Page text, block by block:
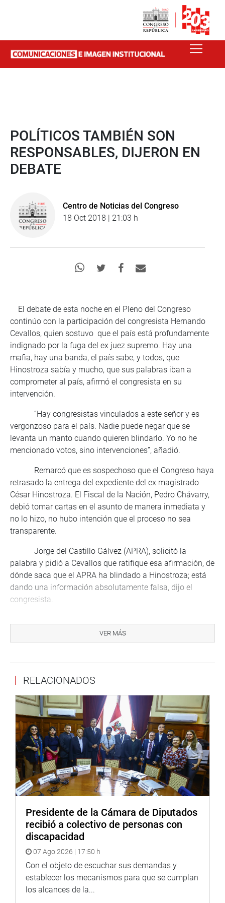
POLÍTICOS TAMBIÉN SON
RESPONSABLES, DIJERON EN
DEBATE
Centro de Noticias del Congreso
18 Oct 2018 | 21:03 h
El debate de esta noche en el Pleno del Congreso
continúo con la participación del congresista Hernando
Cevallos, quien sostuvo que el país está profundamente
indignado por la fuga del ex juez supremo. Hay una
mafia, hay una banda, el país sabe, y todos, que
Hinostroza sabía y mucho, que sus palabras iban a
comprometer al país, afirmó el congresista en su
intervención.
“Hay congresistas vinculados a este señor y es
vergonzoso para el país. Nadie puede negar que se
levanta un manto cuando quieren blindarlo. Yo no he
mencionado votos, sino intervenciones”, añadió.
Remarcó que es sospechoso que el Congreso haya
retrasado la entrega del expediente del ex magistrado
César Hinostroza. El Fiscal de la Nación, Pedro Chávarry,
debió tomar cartas en el asunto de manera inmediata y
no lo hizo, no hubo intención que el proceso no sea
transparente.
Jorge del Castillo Gálvez (APRA), solicitó la
palabra y pidió a Cevallos que ratifique esa afirmación, de
dónde saca que el APRA ha blindado a Hinostroza; está
dando una información absolutamente falsa, dijo el
congresista.
se haya encontrado una solución conjunta. Así como
Hinostroza se fue por el norte, otros “cuellos blancos” se
fue motivada por la negligencia del gobierno, el Congreso
“Hubo desidia de parte del Parlamento. Hay una
responsabilidad compartida. Si tenemos rabo de paja, no
se logrará luchar contra la corrupción. Ser ministro es ser
fusible, hoy somos y luego ya no. La mentira y
delincuencia tienen patas cortas”, señaló.
Al promediar las 19.45 horas, el presidente del
Congreso, Daniel Salaverry Villa, hizo un paréntesis para
–enfatizó- de 130 congresistas solamente estaban
presentes en el Pleno 38 legisladores. Aquellos
congresistas que están anotados y no están acá, los voy
a tachar. No se trata de aparecer cuando se tiene que
hablar, si no estar atentos a la participación de los
parlamentarios”, advirtió el titular del Parlamento.
VER MÁS
RELACIONADOS
Presidente de la Cámara de Diputados
recibió a colectivo de personas con
discapacidad
07 Ago 2026 | 17:50 h
Con el objeto de escuchar sus demandas y
establecer los mecanismos para que se cumplan
los alcances de la...